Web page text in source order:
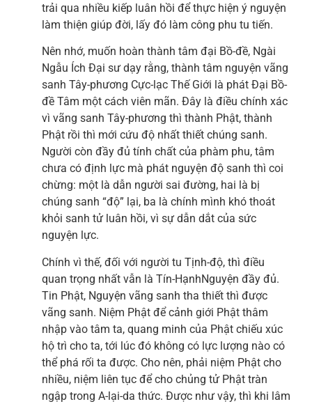
trải qua nhiều kiếp luân hồi để thực hiện ý nguyện
làm thiện giúp đời, lấy đó làm công phu tu tiến.
Nên nhớ, muốn hoàn thành tâm đại Bồ-đề, Ngài
Ngẫu Ích Đại sư dạy rằng, thành tâm nguyện vãng
sanh Tây-phương Cực-lạc Thế Giới là phát Đại Bồ-
đề Tâm một cách viên mãn. Đây là điều chính xác
vì vãng sanh Tây-phương thì thành Phật, thành
Phật rồi thì mới cứu độ nhất thiết chúng sanh.
Người còn đầy đủ tính chất của phàm phu, tâm
chưa có định lực mà phát nguyện độ sanh thì coi
chừng: một là dẫn người sai đường, hai là bị
chúng sanh “độ” lại, ba là chính mình khó thoát
khỏi sanh tử luân hồi, vì sự dẫn dắt của sức
nguyện lực.
Chính vì thế, đối với người tu Tịnh-độ, thì điều
quan trọng nhất vẫn là Tín-HạnhNguyện đầy đủ.
Tin Phật, Nguyện vãng sanh tha thiết thì được
vãng sanh. Niệm Phật để cảnh giới Phật thâm
nhập vào tâm ta, quang minh của Phật chiếu xúc
hộ trì cho ta, tới lúc đó không có lực lượng nào có
thể phá rối ta được. Cho nên, phải niệm Phật cho
nhiều, niệm liên tục để cho chủng tử Phật tràn
ngập trong A-lại-da thức. Được như vậy, thì khi lâm